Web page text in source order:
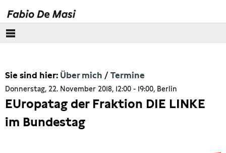
Meine Geschichte
Newsletter
Sie sind hier: Über mich Termine
Donnerstag, 22. November 2018, 12:00 - 19:00, Berlin
EUropatag der Fraktion DIE LINKE
im Bundestag